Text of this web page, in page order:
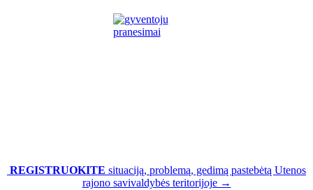
REGISTRUOKITE situaciją, problemą, gedimą pastebėtą Utenos
rajono savivaldybės teritorijoje →